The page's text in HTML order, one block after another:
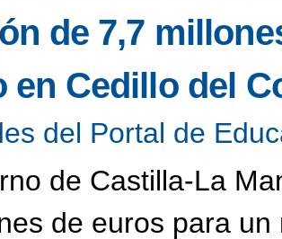
de 7,7
en Cedillo del
del Portal de
de Castilla-La
de euros para